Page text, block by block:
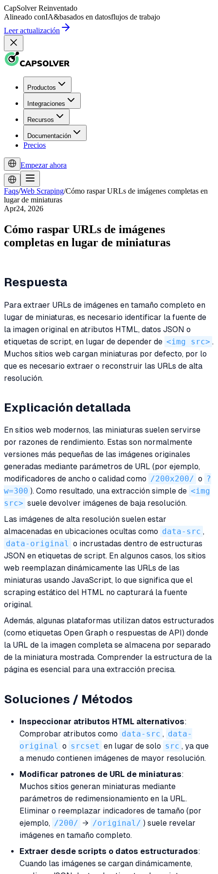
CapSolver Reinventado
Alineado conIA&basados en datosflujos de trabajo
Leer actualización
Productos
Integraciones
Recursos
Documentación
Precios
Empezar ahora
Faqs/Web Scraping/Cómo raspar URLs de imágenes completas en
lugar de miniaturas
Apr24, 2026
Cómo raspar URLs de imágenes
completas en lugar de miniaturas
Respuesta
Para extraer URLs de imágenes en tamaño completo en
lugar de miniaturas, es necesario identificar la fuente de
la imagen original en atributos HTML, datos JSON o
etiquetas de script, en lugar de depender de <img src> .
Muchos sitios web cargan miniaturas por defecto, por lo
que es necesario extraer o reconstruir las URLs de alta
resolución.
Explicación detallada
En sitios web modernos, las miniaturas suelen servirse
por razones de rendimiento. Estas son normalmente
versiones más pequeñas de las imágenes originales
generadas mediante parámetros de URL (por ejemplo,
modificadores de ancho o calidad como /200x200/ o ?
w=300 ). Como resultado, una extracción simple de <img
src> suele devolver imágenes de baja resolución.
Las imágenes de alta resolución suelen estar
almacenadas en ubicaciones ocultas como data-src ,
data-original o incrustadas dentro de estructuras
JSON en etiquetas de script. En algunos casos, los sitios
web reemplazan dinámicamente las URLs de las
miniaturas usando JavaScript, lo que significa que el
scraping estático del HTML no capturará la fuente
original.
Además, algunas plataformas utilizan datos estructurados
(como etiquetas Open Graph o respuestas de API) donde
la URL de la imagen completa se almacena por separado
de la miniatura mostrada. Comprender la estructura de la
página es esencial para una extracción precisa.
Soluciones / Métodos
Inspeccionar atributos HTML alternativos:
Comprobar atributos como data-src , data-
original o srcset en lugar de solo src , ya que
a menudo contienen imágenes de mayor resolución.
Modificar patrones de URL de miniaturas:
Muchos sitios generan miniaturas mediante
parámetros de redimensionamiento en la URL.
Eliminar o reemplazar indicadores de tamaño (por
ejemplo, /200/ → /original/ ) suele revelar
imágenes en tamaño completo.
Extraer desde scripts o datos estructurados:
Cuando las imágenes se cargan dinámicamente,